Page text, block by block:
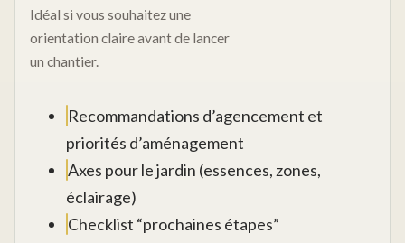
Idéal si vous souhaitez une
orientation claire avant de lancer
un chantier.
Recommandations d’agencement et
priorités d’aménagement
Axes pour le jardin (essences, zones,
éclairage)
Checklist “prochaines étapes”